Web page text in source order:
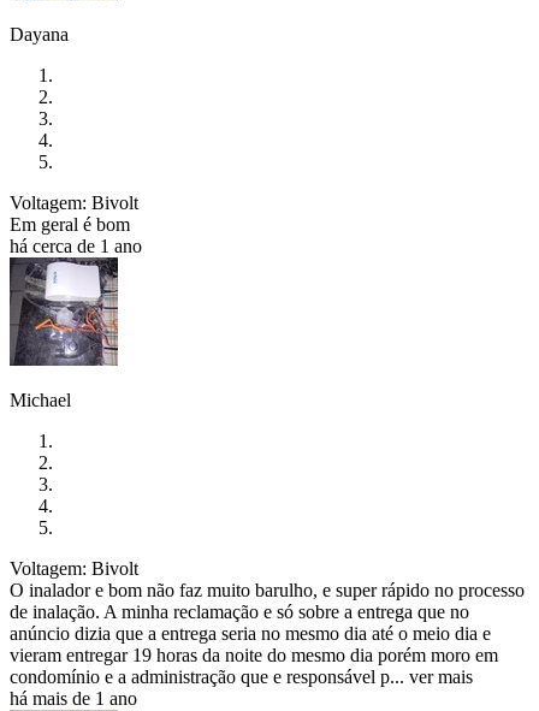
Dayana
Voltagem: Bivolt
Em geral é bom
há cerca de 1 ano
Michael
Voltagem: Bivolt
O inalador e bom não faz muito barulho, e super rápido no processo
de inalação. A minha reclamação e só sobre a entrega que no
anúncio dizia que a entrega seria no mesmo dia até o meio dia e
vieram entregar 19 horas da noite do mesmo dia porém moro em
condomínio e a administração que e responsável p... ver mais
há mais de 1 ano